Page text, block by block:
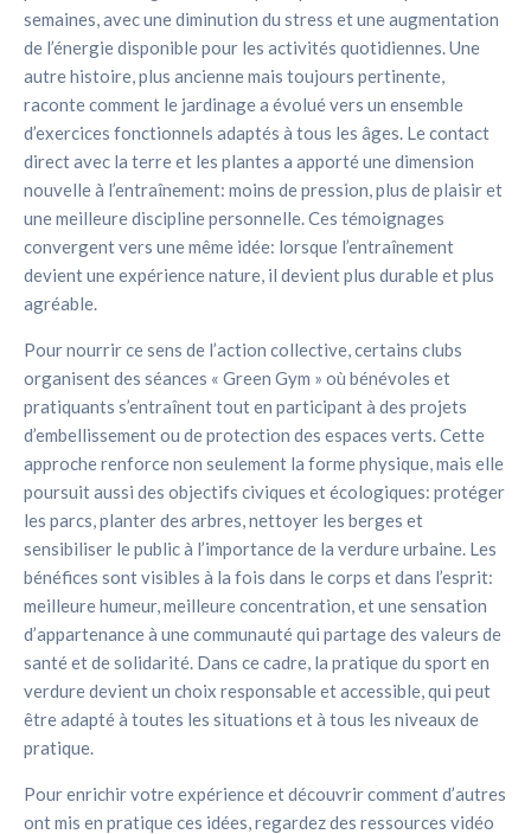
Éléments de sécurité: terrain dégagé et
progression adaptée.
Programmes
Durée par séance : 30–45 min • Programme A — Initiation
nature
PROGRAMME A PROGRAMME B PROGRAMME C
Jour 1
Lun: 20 min cardio + 10
min renforcement
Jour 2
Mar: 30 min marche
active + étirements
Jour 3
Jeu: Repos léger ou
balade
Jour 4
Ven: Circuit court 25 min
+ abdominaux
Jour 5
Sam: Randonnée légère
30–40 min
semaines, avec une diminution du stress et une augmentation
de l’énergie disponible pour les activités quotidiennes. Une
autre histoire, plus ancienne mais toujours pertinente,
raconte comment le jardinage a évolué vers un ensemble
d’exercices fonctionnels adaptés à tous les âges. Le contact
direct avec la terre et les plantes a apporté une dimension
nouvelle à l’entraînement: moins de pression, plus de plaisir et
une meilleure discipline personnelle. Ces témoignages
convergent vers une même idée: lorsque l’entraînement
devient une expérience nature, il devient plus durable et plus
agréable.
Pour nourrir ce sens de l’action collective, certains clubs
organisent des séances « Green Gym » où bénévoles et
pratiquants s’entraînent tout en participant à des projets
d’embellissement ou de protection des espaces verts. Cette
approche renforce non seulement la forme physique, mais elle
poursuit aussi des objectifs civiques et écologiques: protéger
les parcs, planter des arbres, nettoyer les berges et
sensibiliser le public à l’importance de la verdure urbaine. Les
bénéfices sont visibles à la fois dans le corps et dans l’esprit:
meilleure humeur, meilleure concentration, et une sensation
d’appartenance à une communauté qui partage des valeurs de
santé et de solidarité. Dans ce cadre, la pratique du sport en
verdure devient un choix responsable et accessible, qui peut
être adapté à toutes les situations et à tous les niveaux de
pratique.
Pour enrichir votre expérience et découvrir comment d’autres
ont mis en pratique ces idées, regardez des ressources vidéo